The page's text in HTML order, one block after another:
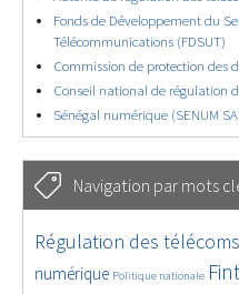
Fonds de Développement du
Télécommunications (FDSUT)
Commission de protection des
Conseil national de régulation
Sénégal numérique (SENUM
Navigation par mots
4599/5639
Régulation des télécoms
371/5639
3623/5639
numérique
1836/5639 Politique nationale
5203/5639
665/5639
2337/5639
1560/5639